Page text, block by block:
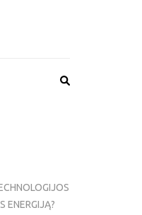
ENERGIJĄ?